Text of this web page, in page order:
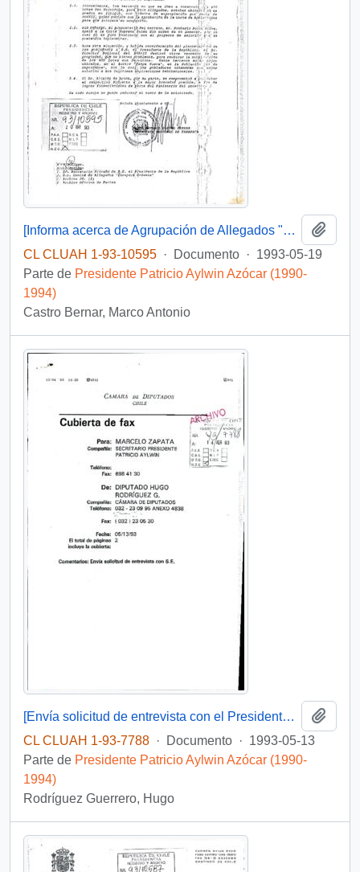
[Informa acerca de Agrupación de Allegados "Tarapacá Oriente" de Arica]
CL CLUAH 1-93-10595 · Documento · 1993-05-19
Parte de Presidente Patricio Aylwin Azócar (1990-
1994)
Castro Bernar, Marco Antonio
[Envía solicitud de entrevista con el Presidente de la República]
CL CLUAH 1-93-7788 · Documento · 1993-05-13
Parte de Presidente Patricio Aylwin Azócar (1990-
1994)
Rodríguez Guerrero, Hugo